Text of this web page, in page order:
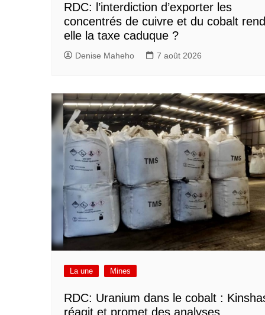
RDC: l’interdiction d’exporter les
concentrés de cuivre et du cobalt
elle la taxe caduque ?
Denise Maheho 7 août 2026
La une Mines
RDC: Uranium dans le cobalt :
réagit et promet des analyses